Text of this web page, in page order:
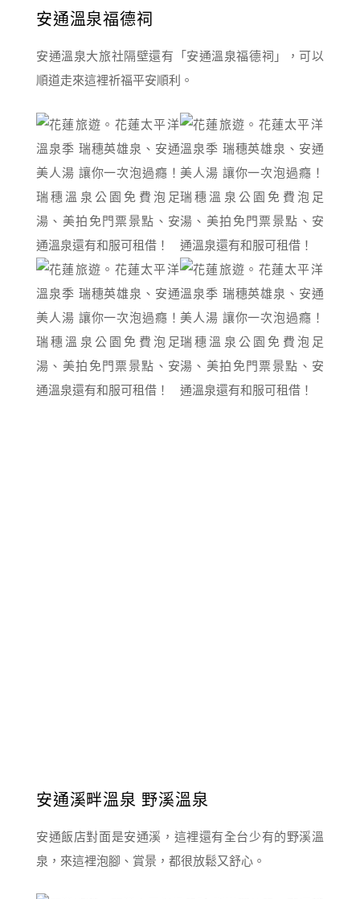
安通溫泉福德祠
安通溫泉大旅社隔壁還有「安通溫泉福德祠」，可以
順道走來這裡祈福平安順利。
安通溪畔溫泉 野溪溫泉
安通飯店對面是安通溪，這裡還有全台少有的野溪溫
泉，來這裡泡腳、賞景，都很放鬆又舒心。